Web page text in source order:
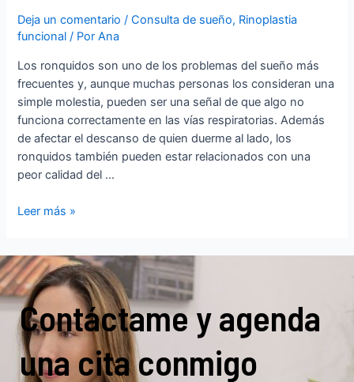
Deja un comentario /Consulta de sueño, Rinoplastia
funcional / PorAna
Los ronquidos son uno de los problemas del sueño más
frecuentes y, aunque muchas personas los consideran una
simple molestia, pueden ser una señal de que algo no
funciona correctamente en las vías respiratorias. Además
de afectar el descanso de quien duerme al lado, los
ronquidos también pueden estar relacionados con una
peor calidad del …
Leer más »
Contáctame y agenda
una cita conmigo